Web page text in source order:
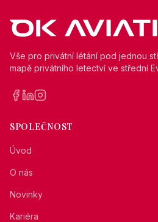
Vše pro privátní létání pod jednou
mapě privátního letectví ve střední
SPOLEČNOST
Úvod
O nás
Novinky
Kariéra